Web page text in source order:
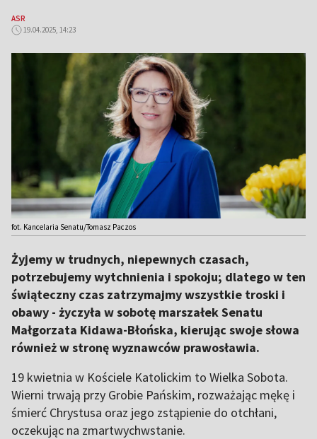
ASR
19.04.2025, 14:23
fot. Kancelaria Senatu/Tomasz Paczos
Żyjemy w trudnych, niepewnych czasach,
potrzebujemy wytchnienia i spokoju; dlatego w ten
świąteczny czas zatrzymajmy wszystkie troski i
obawy - życzyła w sobotę marszałek Senatu
Małgorzata Kidawa-Błońska, kierując swoje słowa
również w stronę wyznawców prawosławia.
19 kwietnia w Kościele Katolickim to Wielka Sobota.
Wierni trwają przy Grobie Pańskim, rozważając mękę i
śmierć Chrystusa oraz jego zstąpienie do otchłani,
oczekując na zmartwychwstanie.